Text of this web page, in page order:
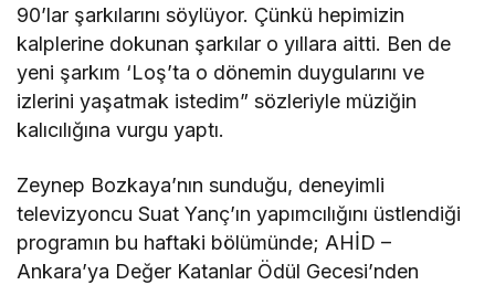
90’lar şarkılarını söylüyor. Çünkü hepimizin
kalplerine dokunan şarkılar o yıllara aitti. Ben de
yeni şarkım ‘Loş’ta o dönemin duygularını ve
izlerini yaşatmak istedim” sözleriyle müziğin
kalıcılığına vurgu yaptı.
Zeynep Bozkaya’nın sunduğu, deneyimli
televizyoncu Suat Yanç’ın yapımcılığını üstlendiği
programın bu haftaki bölümünde; AHİD –
Ankara’ya Değer Katanlar Ödül Gecesi’nden